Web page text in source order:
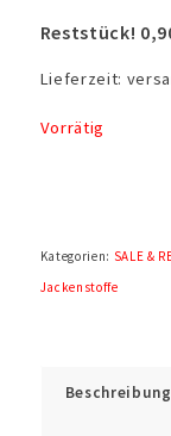
26,91 €
Reststück!
Lieferzeit:
Vorrätig
Kategorien: SALE &
Jackenstoffe
Beschreibung